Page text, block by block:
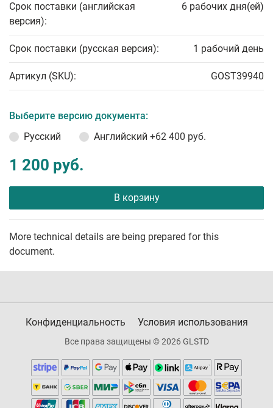
Срок поставки (английская
версия):
6 рабочих дня(ей)
Срок поставки (русская версия): 1 рабочий день
Артикул (SKU): GOST39940
Выберите версию документа:
Русский
Английский +62 400 руб.
1 200 руб.
В корзину
More technical details are being prepared for this
document.
Конфиденциальность Условия использования
Все права защищены © 2026 GLSTD